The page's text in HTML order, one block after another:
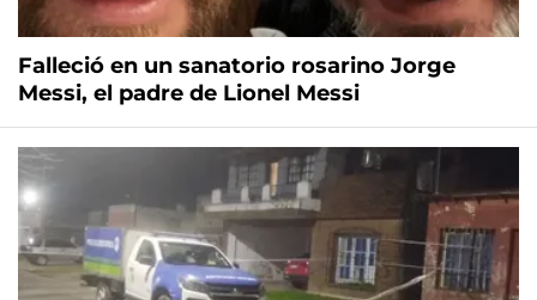
Falleció en un sanatorio rosarino Jorge
Messi, el padre de Lionel Messi